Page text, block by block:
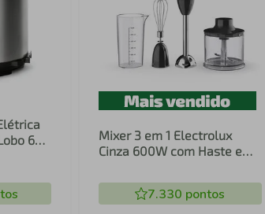
6L
Mixer 3 em 1 Electrolux
Cinza 600W com Haste em
(EIB20)
7.330 pontos